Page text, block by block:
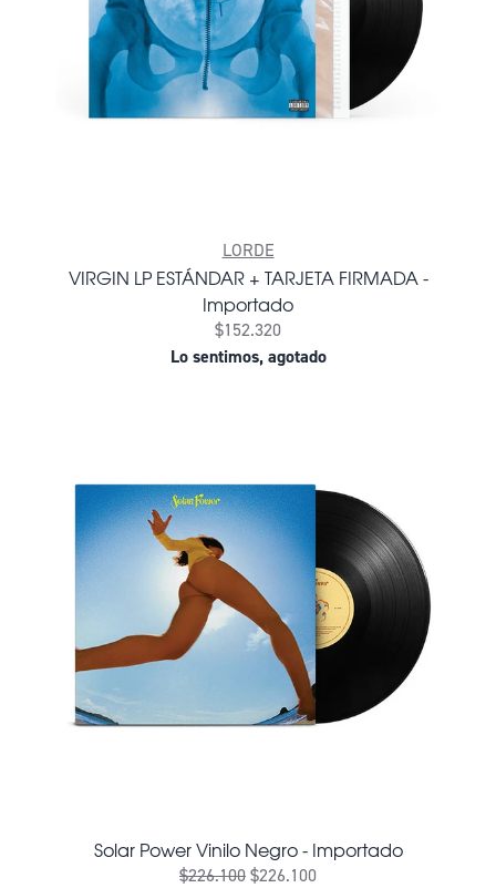
LORDE
VIRGIN LP ESTÁNDAR + TARJETA FIRMADA -
Importado
$152.320
Lo sentimos, agotado
Solar Power Vinilo Negro - Importado
$226.100$226.100